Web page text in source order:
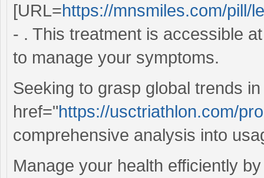
[URL=https://mnsmiles.com/pill/
- . This treatment is accessible
to manage your symptoms.
Seeking to grasp global trends
href="https://usctriathlon.com/
comprehensive analysis into
Manage your health efficiently